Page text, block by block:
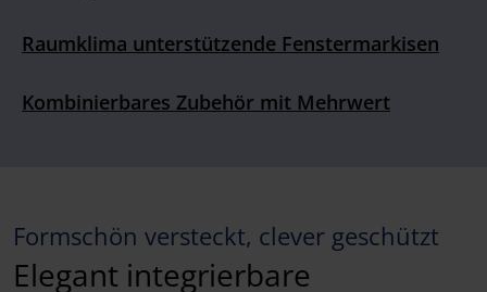
Raumklima unterstützende Fenstermarkisen
Kombinierbares Zubehör mit Mehrwert
Formschön versteckt, clever geschützt
Elegant integrierbare